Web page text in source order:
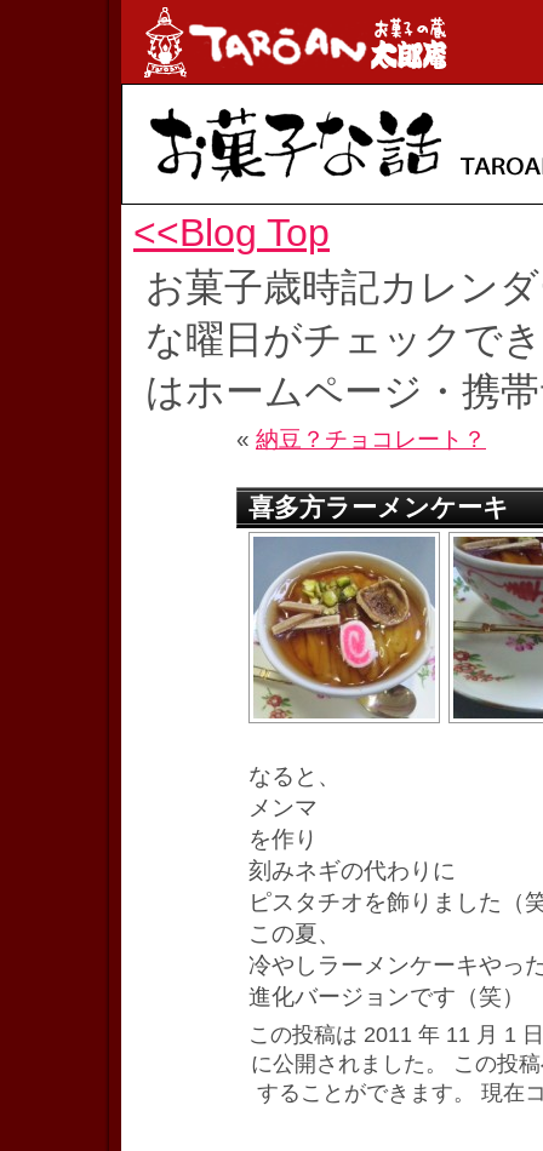
<<Blog Top
お菓子歳時記カレン
な曜日がチェックで
はホームページ・携
« 納豆？チョコレート？
喜多方ラーメンケーキ
なると、
メンマ
を作り
刻みネギの代わりに
ピスタチオを飾りました（
この夏、
冷やしラーメンケーキやっ
進化バージョンです（笑）
この投稿は 2011 年 11 月 1
に公開されました。 この投
することができます。 現在